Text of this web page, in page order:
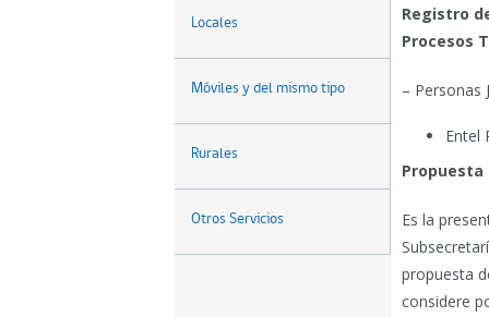
Locales
Móviles y del mismo tipo
Rurales
Otros Servicios
Registro
Procesos
– Personas
Entel
Propuesta
Es la
propuesta
considere